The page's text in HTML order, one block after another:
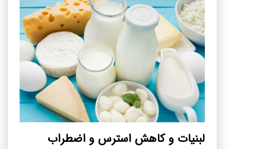
لبنیات و کاهش استرس و اضطراب